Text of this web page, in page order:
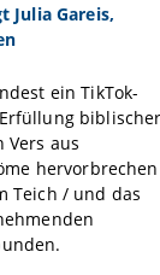
Julia Gareis,
ein TikTok-
aus
hervorbrechen
Teich / und das